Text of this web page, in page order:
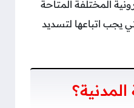
المختلفة المتاحة
يجب اتباعها لتسديد